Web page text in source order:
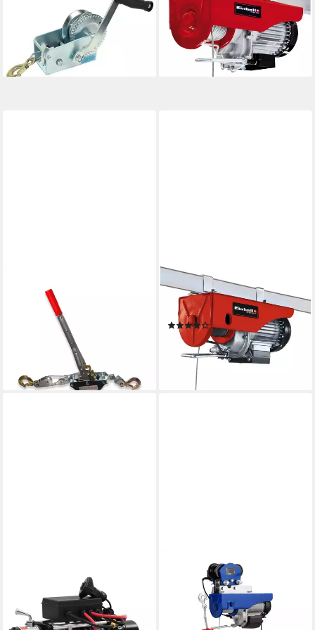
kg 10 m, (Produkt, 1-St),
Handkurbellänge: ca. 23 cm
29,99 €
lieferbar - in 2-3 Werktagen bei dir
18 m
148,22 €
UVP161,95 €
-8%
lieferbar - in 3-4 Werktagen bei dir
Seilwinde Handhebelseilzug
Flaschenzug Hebezug Seilzug
2t kraftvolle Übersetzung,
Enorme Hebelwirkung
lieferbar - in 2-3 Werktagen bei dir
Seilwinde TC-EH 250, 250 kg,
12 m
(1)
89,18 € UVP110,95 €
-20%
lieferbar - in 3-4 Werktagen bei dir
Seilwinde Elektrische
Seilwinde 12 V 5909 kg, (1-
St)
ab 512,99 €
Seilwinde Laufkatze 1000 kg
elektrisch Rollfahrwerk für
Seilzüge Krankatze 12m,